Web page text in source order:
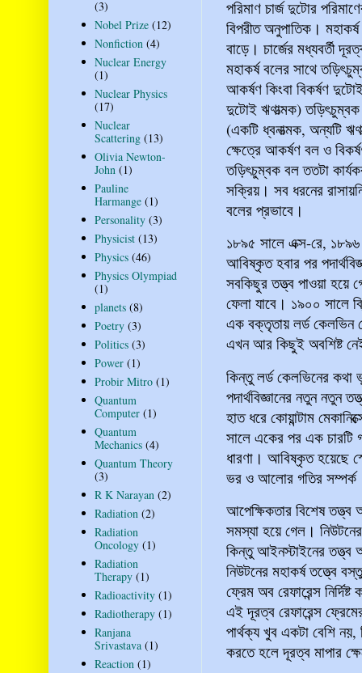
পরিমাণ চার্জ দুটোর
বিপরীত অনুপাতিক।
বাড়ে। চার্জের মধ্যবর্তী
মহাকর্ষ বলের সাথে
আকর্ষণ কিংবা বিকর্ষণ
দুটোই ঋণাত্মক) তড়িৎচুম্বক
(একটি ধ্বনাত্মক, অন্যটি
ক্ষেত্রে আকর্ষণ বল ও
তড়িৎচুম্বক বল ততটা
সক্রিয়। সব ধরনের
বলের প্রভাবে।
১৮৯৫ সালে এক্স-রে,
আবিষ্কৃত হবার পর
সবকিছুর তত্ত্ব পাওয়া হয়ে
ফেলা যাবে। ১৯০০ সালে
এক বক্তৃতায় লর্ড কেলভিন
এখন আর কিছুই অবশিষ্ট
কিন্তু লর্ড কেলভিনের কথা
পদার্থবিজ্ঞানের নতুন নতুন
হাত ধরে কোয়ান্টাম
সালে একের পর এক চারটি
ধারণা। আবিষ্কৃত হয়েছে
ভর ও আলোর গতির
আপেক্ষিকতার বিশেষ
সমস্যা হয়ে গেল।
কিন্তু আইনস্টাইনের তত্ত্ব
নিউটনের মহাকর্ষ তত্ত্বে
ফ্রেম অব রেফারেন্স
এই দূরত্ব রেফারেন্স
পার্থক্য খুব একটা বেশি
করতে হলে দূরত্ব মাপার
(3)
Nobel Prize (12)
Nonfiction (4)
Nuclear Energy
(1)
Nuclear Physics
(17)
Nuclear
Scattering (13)
Olivia Newton-
John (1)
Pauline
Harmange (1)
Personality (3)
Physicist (13)
Physics (46)
Physics Olympiad
(1)
planets (8)
Poetry (3)
Politics (3)
Power (1)
Probir Mitro (1)
Quantum
Computer (1)
Quantum
Mechanics (4)
Quantum Theory
(3)
R K Narayan (2)
Radiation (2)
Radiation
Oncology (1)
Radiation
Therapy (1)
Radioactivity (1)
Radiotherapy (1)
Ranjana
Srivastava (1)
Reaction (1)